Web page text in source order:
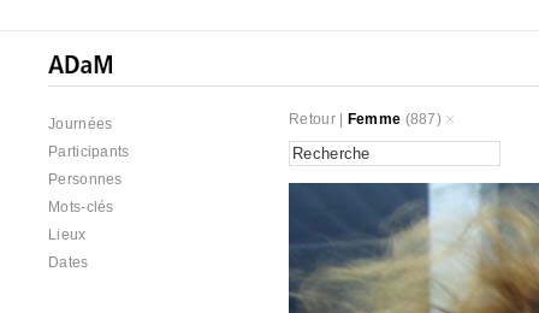
Journées
Participants
Personnes
Mots-clés
Lieux
Dates
Retour| Femme (887)